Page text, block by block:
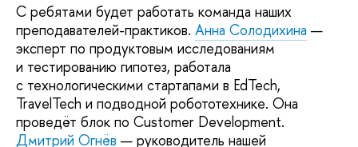
С ребятами будет работать команда наших
преподавателей-практиков. Анна Солодихина —
эксперт по продуктовым исследованиям
и тестированию гипотез, работала
с технологическими стартапами в EdTech,
TravelTech и подводной робототехнике. Она
проведёт блок по Customer Development.
Дмитрий Огнёв — руководитель нашей